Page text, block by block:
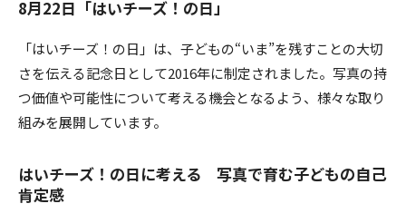
8月22日「はいチーズ！の日」
「はいチーズ！の日」は、子どもの“いま”を残すことの大切
さを伝える記念日として2016年に制定されました。写真の持
つ価値や可能性について考える機会となるよう、様々な取り
組みを展開しています。
はいチーズ！の日に考える 写真で育む子どもの自己
肯定感